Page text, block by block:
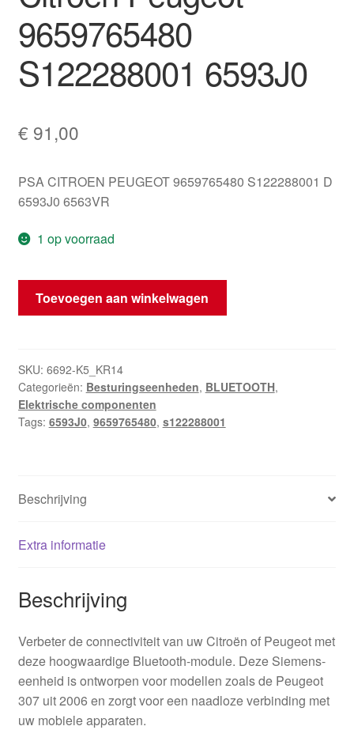
9659765480
S122288001 6593J0
€ 91,00
PSA CITROEN PEUGEOT 9659765480 S122288001 D
6593J0 6563VR
1 op voorraad
Bluetooth
Module
9659765480
S122288001
6593J0
hoeveelheid
Toevoegen aan winkelwagen
SKU: 6692-K5_KR14
Categorieën: Besturingseenheden, BLUETOOTH,
Elektrische componenten
Tags: 6593J0, 9659765480, s122288001
Beschrijving
Extra informatie
Beschrijving
Verbeter de connectiviteit van uw Citroën of Peugeot met
deze hoogwaardige Bluetooth-module. Deze Siemens-
eenheid is ontworpen voor modellen zoals de Peugeot
307 uit 2006 en zorgt voor een naadloze verbinding met
uw mobiele apparaten.